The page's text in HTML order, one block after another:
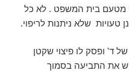
מטעם בית המשפט . לא כל
טעויות שלא ניתנות לריפוי.
ופסק לו פיצוי שקטן
את התביעה בסמוך